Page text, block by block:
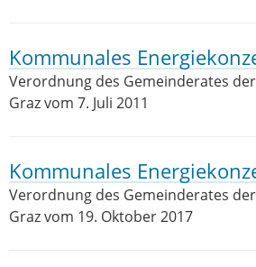
Kommunales
Verordnung des Gemeinderates
Graz vom 7. Juli 2011
Kommunales
Verordnung des Gemeinderates
Graz vom 19. Oktober 2017